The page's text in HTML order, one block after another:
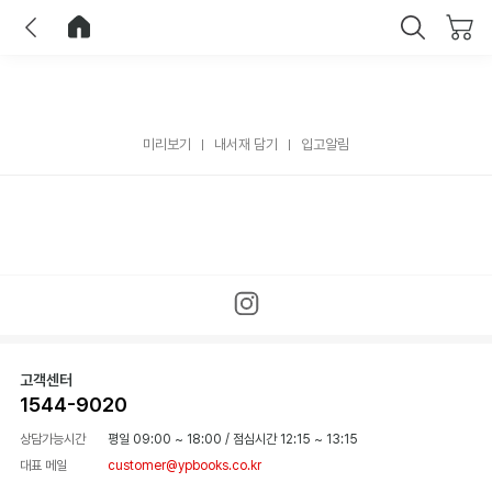
미리보기 내서재 담기 입고알림
고객센터
1544-9020
상담가능시간 평일 09:00 ~ 18:00 / 점심시간 12:15 ~ 13:15
대표 메일
customer@ypbooks.co.kr